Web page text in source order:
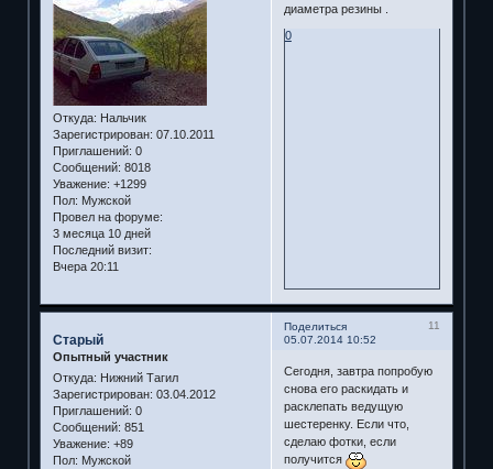
Откуда: Нальчик
Зарегистрирован: 07.10.2011
Приглашений: 0
Сообщений: 8018
Уважение: +1299
Пол: Мужской
Провел на форуме:
3 месяца 10 дней
Последний визит:
Вчера 20:11
диаметра резины .
0
Поделиться
11
05.07.2014 10:52
Старый
Опытный участник
Откуда: Нижний Тагил
Зарегистрирован: 03.04.2012
Приглашений: 0
Сообщений: 851
Уважение: +89
Пол: Мужской
Сегодня, завтра попробую
снова его раскидать и
расклепать ведущую
шестеренку. Если что,
сделаю фотки, если
получится